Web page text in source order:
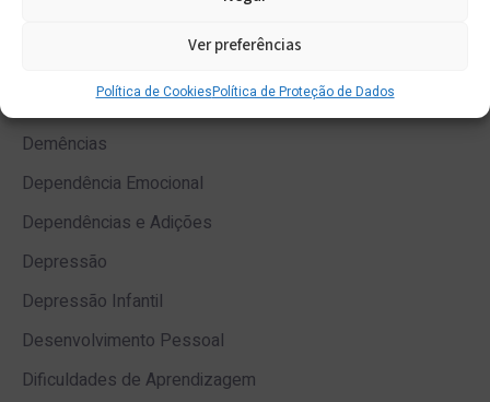
Ver preferências
Política de CookiesPolítica de Proteção de Dados
Consulta da Ansiedade
Demências
Dependência Emocional
Dependências e Adições
Depressão
Depressão Infantil
Desenvolvimento Pessoal
Dificuldades de Aprendizagem